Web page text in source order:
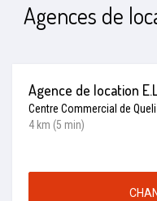
Agences de
Agence de location
Centre Commercial de
4 km (5 min)